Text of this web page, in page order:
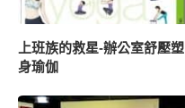
上班族的救星-辦公室舒壓塑
身瑜伽